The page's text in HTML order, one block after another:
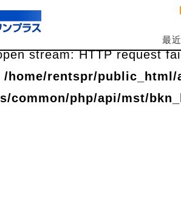
spr-
stream: HTTP request
/home/rentspr/public_html/
common/php/api/mst/
最